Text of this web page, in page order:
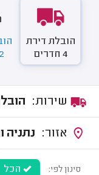
הובלת דירת
4 חדרים
2 חדרים
הובלת
נתניה
סינון לפי: הכל